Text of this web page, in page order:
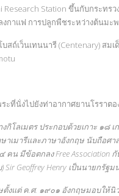
Research Station ขึ้นกับกระท
กาแฟ การปลูกพืชระหว่างต้นมะ
ถ์เว็นเทนนารี (Centenary) สม
ที่นั่งไปยังท่าอากาศยานโรราตอ
กิโลเมตร ประกอบด้วยเกาะ ๑๘
มารีและภาษาอังกฤษ นับถือศาสน
น มีข้อตกลง Free Association
Geoffrey Henry เป็นนายกรัฐ
แต่ ค.ศ. ๑๙๐๑ อังกฤษมอบให้นิ